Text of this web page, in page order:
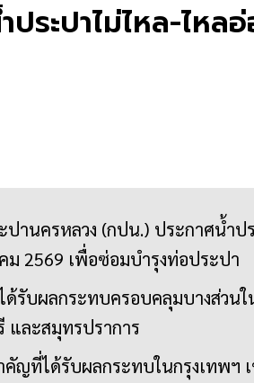
ประปาไม่ไหล-ไห
ปานครหลวง (กปน.) ประกาศน้ำ
ม 2569 เพื่อซ่อมบำรุงท่อประปา
รับผลกระทบครอบคลุมบางส่วนใ
และสมุทรปราการ
ญที่ได้รับผลกระทบในกรุงเทพฯ